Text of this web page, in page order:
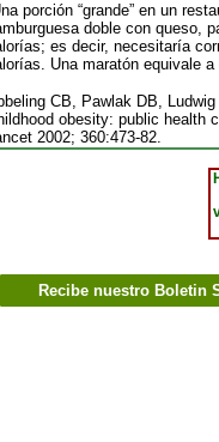
porción “grande” en un
doble con queso,
es decir, necesitaría
Una maratón equivale
CB, Pawlak DB, Ludwig
obesity: public health
2002; 360:473-82.
Recibe nuestro Boletin